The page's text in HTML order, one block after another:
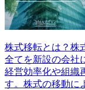
株式移転とは？株
全てを新設の会社
経営効率化や組織
す。株式の移動に